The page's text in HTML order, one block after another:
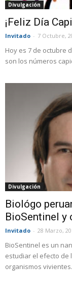
Divulgación
¡Feliz Día
Invitado - 7 Octubre,
Hoy es 7 de octubre
son los números
Divulgación
Biológo
BioSentinel y
Invitado - 28 Marzo,
BioSentinel es un
estudiar el efecto de
organismos